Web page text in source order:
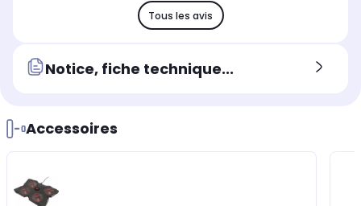
Tous les avis
Notice, fiche technique...
Accessoires